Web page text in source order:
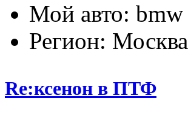
Мой авто: bmw
Регион: Москва
Re:ксенон в ПТФ